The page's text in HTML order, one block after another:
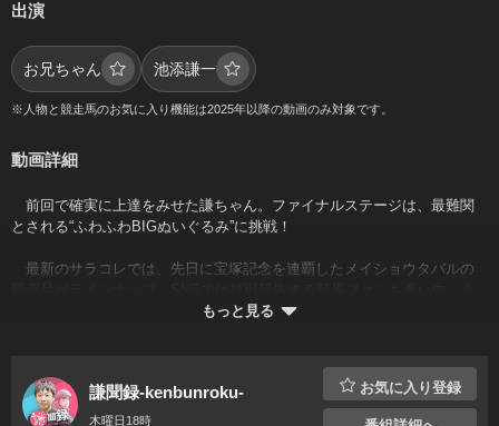
出演
お兄ちゃん 池添謙一
※人物と競走馬のお気に入り機能は2025年以降の動画のみ対象です。
動画詳細
前回で確実に上達をみせた謙ちゃん。ファイナルステージは、最難関
とされる“ふわふわBIGぬいぐるみ”に挑戦！
最新のサラコレでは、先日に宝塚記念を連覇したメイショウタバルの
回も店員のこいちゃんが攻略法を伝授！
ロケ協力：サープラ京都あそびタウン
もっと見る
謙聞録-kenbunroku-
木曜日18時
お気に入り登録